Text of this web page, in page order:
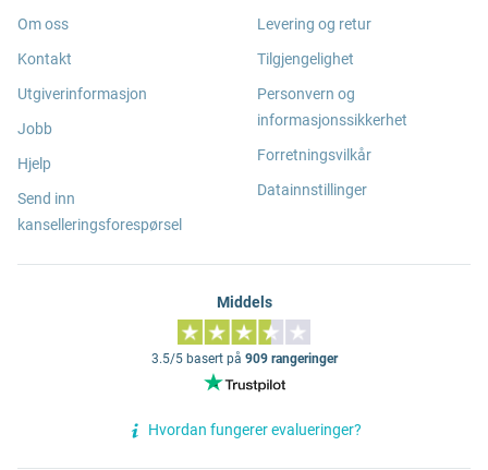
Om oss
Kontakt
Utgiverinformasjon
Jobb
Hjelp
Send inn
kanselleringsforespørsel
Levering og retur
Tilgjengelighet
Personvern og
informasjonssikkerhet
Forretningsvilkår
Datainnstillinger
Middels
3.5/5 basert på 909 rangeringer
Hvordan fungerer evalueringer?